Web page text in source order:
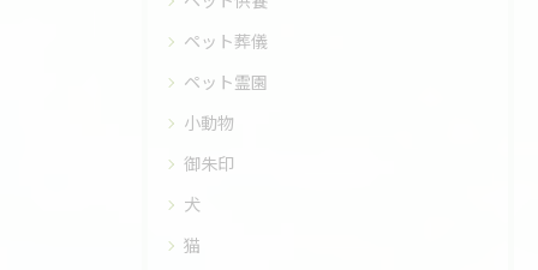
ペット葬儀
ペット霊園
小動物
御朱印
犬
猫